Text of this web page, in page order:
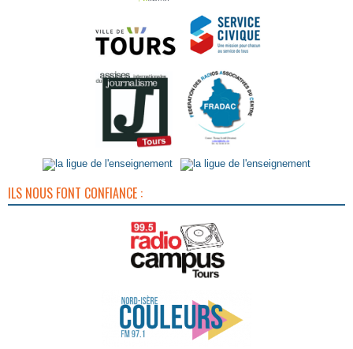
ILS NOUS FONT CONFIANCE :